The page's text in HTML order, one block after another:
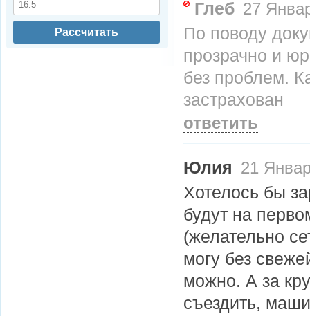
Глеб 27
По поводу
прозрачно и
без проблем.
застрахован
ответить
Юлия 21
Хотелось бы
будут на
(желательно
могу без
можно. А за
съездить,
Рассчитать